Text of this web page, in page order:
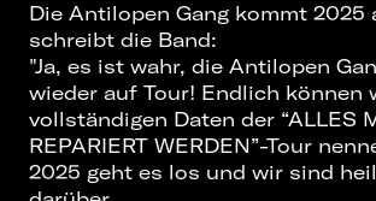
Die Antilopen Gang kommt 2025
schreibt die Band:
"Ja, es ist wahr, die Antilopen
wieder auf Tour! Endlich können
vollständigen Daten der “ALLES
REPARIERT WERDEN”-Tour
2025 geht es los und wir sind